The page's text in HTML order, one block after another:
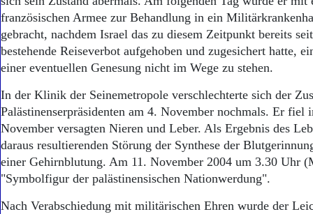
Start
Wer wir sind
Aktuelle Ausgabe
Abonnent werden
Abo Prämien
Archiv
Mediadaten
Bücher
Kontakt
Datenschutz
französischen Armee zur Behandlung in ein
gebracht, nachdem Israel das zu diesem Zeitpunkt bereits
bestehende Reiseverbot aufgehoben und zugesichert hatte,
einer eventuellen Genesung nicht im Wege zu stehen.
In der Klinik der Seinemetropole verschlechterte sich der
Palästinenserpräsidenten am 4. November nochmals. Er fiel
November versagten Nieren und Leber. Als Ergebnis des
daraus resultierenden Störung der Synthese der
einer Gehirnblutung. Am 11. November 2004 um 3.30 Uhr
"Symbolfigur der palästinensischen Nationwerdung".
Nach Verabschiedung mit militärischen Ehren wurde der